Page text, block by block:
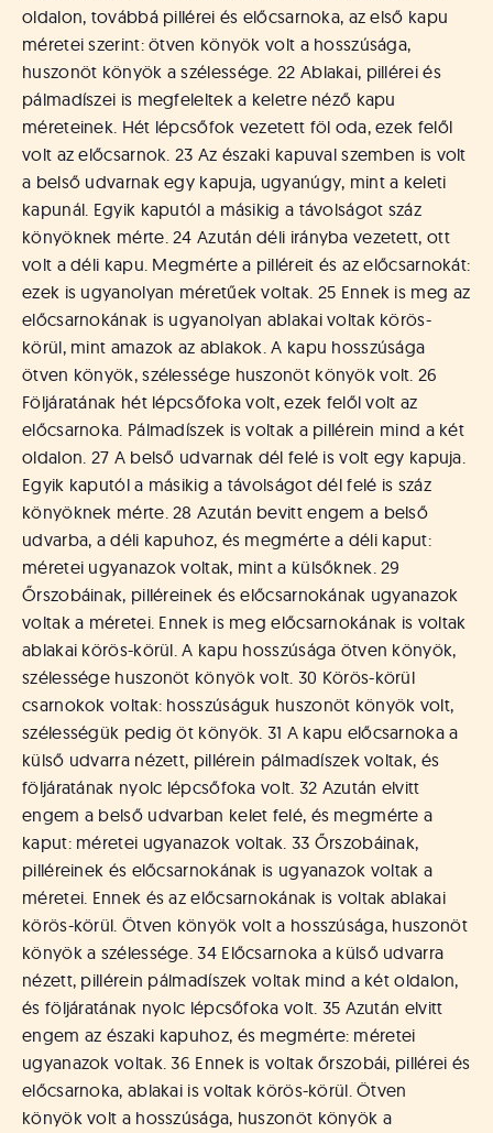
oldalon, továbbá pillérei és előcsarnoka, az első kapu
méretei szerint: ötven könyök volt a hosszúsága,
huszonöt könyök a szélessége. 22 Ablakai, pillérei és
pálmadíszei is megfeleltek a keletre néző kapu
méreteinek. Hét lépcsőfok vezetett föl oda, ezek felől
volt az előcsarnok. 23 Az északi kapuval szemben is volt
a belső udvarnak egy kapuja, ugyanúgy, mint a keleti
kapunál. Egyik kaputól a másikig a távolságot száz
könyöknek mérte. 24 Azután déli irányba vezetett, ott
volt a déli kapu. Megmérte a pilléreit és az előcsarnokát:
ezek is ugyanolyan méretűek voltak. 25 Ennek is meg az
előcsarnokának is ugyanolyan ablakai voltak körös-
körül, mint amazok az ablakok. A kapu hosszúsága
ötven könyök, szélessége huszonöt könyök volt. 26
Följáratának hét lépcsőfoka volt, ezek felől volt az
előcsarnoka. Pálmadíszek is voltak a pillérein mind a két
oldalon. 27 A belső udvarnak dél felé is volt egy kapuja.
Egyik kaputól a másikig a távolságot dél felé is száz
könyöknek mérte. 28 Azután bevitt engem a belső
udvarba, a déli kapuhoz, és megmérte a déli kaput:
méretei ugyanazok voltak, mint a külsőknek. 29
Őrszobáinak, pilléreinek és előcsarnokának ugyanazok
voltak a méretei. Ennek is meg előcsarnokának is voltak
ablakai körös-körül. A kapu hosszúsága ötven könyök,
szélessége huszonöt könyök volt. 30 Körös-körül
csarnokok voltak: hosszúságuk huszonöt könyök volt,
szélességük pedig öt könyök. 31 A kapu előcsarnoka a
külső udvarra nézett, pillérein pálmadíszek voltak, és
följáratának nyolc lépcsőfoka volt. 32 Azután elvitt
engem a belső udvarban kelet felé, és megmérte a
kaput: méretei ugyanazok voltak. 33 Őrszobáinak,
pilléreinek és előcsarnokának is ugyanazok voltak a
méretei. Ennek és az előcsarnokának is voltak ablakai
körös-körül. Ötven könyök volt a hosszúsága, huszonöt
könyök a szélessége. 34 Előcsarnoka a külső udvarra
nézett, pillérein pálmadíszek voltak mind a két oldalon,
és följáratának nyolc lépcsőfoka volt. 35 Azután elvitt
engem az északi kapuhoz, és megmérte: méretei
ugyanazok voltak. 36 Ennek is voltak őrszobái, pillérei és
előcsarnoka, ablakai is voltak körös-körül. Ötven
könyök volt a hosszúsága, huszonöt könyök a